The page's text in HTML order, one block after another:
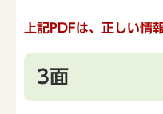
上記PDFは、正しい情
3面